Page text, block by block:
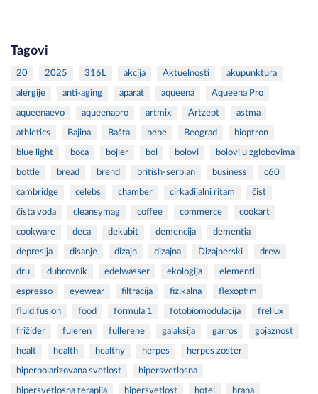
Tagovi
20 2025 316L akcija Aktuelnosti akupunktura
alergije anti-aging aparat aqueena Aqueena Pro
aqueenaevo aqueenapro artmix Artzept astma
athletics Bajina Bašta bebe Beograd bioptron
blue light boca bojler bol bolovi bolovi u zglobovima
bottle bread brend british-serbian business c60
cambridge celebs chamber cirkadijalni ritam čist
čista voda cleansymag coffee commerce cookart
cookware deca dekubit demencija dementia
depresija disanje dizajn dizajna Dizajnerski drew
dru dubrovnik edelwasser ekologija elementi
espresso eyewear filtracija fizikalna flexoptim
fluid fusion food formula 1 fotobiomodulacija frellux
frižider fuleren fullerene galaksija garros gojaznost
healt health healthy herpes herpes zoster
hiperpolarizovana svetlost hipersvetlosna
hipersvetlosna terapija hipersvetlost hotel hrana